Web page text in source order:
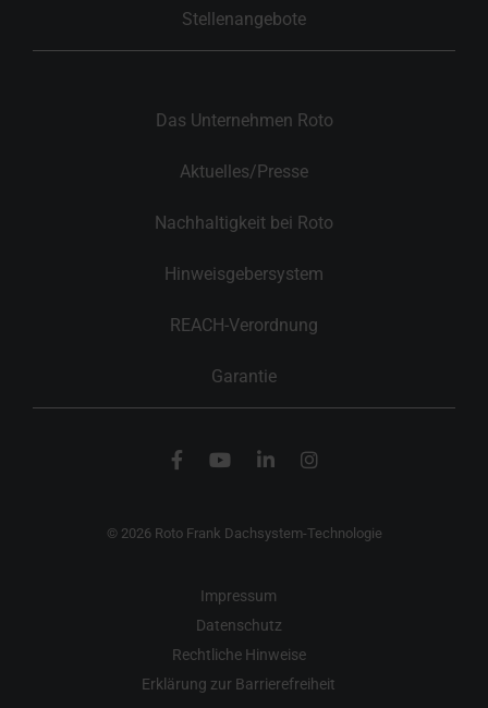
Stellenangebote
Das Unternehmen Roto
Aktuelles/Presse
Nachhaltigkeit bei Roto
Hinweisgebersystem
REACH-Verordnung
Garantie
© 2026 Roto Frank Dachsystem-Technologie
Impressum
Datenschutz
Rechtliche Hinweise
Erklärung zur Barrierefreiheit